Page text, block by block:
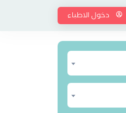
دخول الاطباء